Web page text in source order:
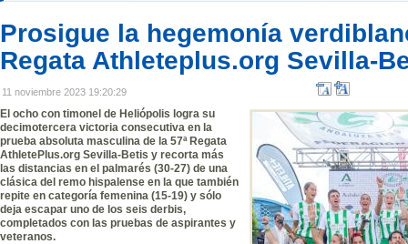
Prosigue la hegemonía
Regata Athleteplus.org Sevilla-
11 noviembre 2023 19:20:29
El ocho con timonel de Heliópolis logra su
decimotercera victoria consecutiva en la
prueba absoluta masculina de la 57ª Regata
AthletePlus.org Sevilla-Betis y recorta más
las distancias en el palmarés (30-27) de una
clásica del remo hispalense en la que también
repite en categoría femenina (15-19) y sólo
deja escapar uno de los seis derbis,
completados con las pruebas de aspirantes y
veteranos.